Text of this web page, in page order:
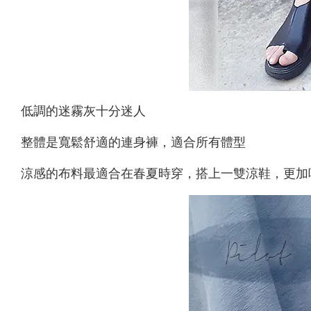
低調的迷霧灰十分迷人
整體是寬鬆舒適的連身褲，適合所有體型
涼感的布料最適合在春夏時穿，搭上一雙涼鞋，更